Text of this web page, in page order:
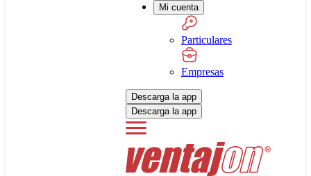
Mi cuenta
Particulares
Empresas
Descarga la app
Descarga la app